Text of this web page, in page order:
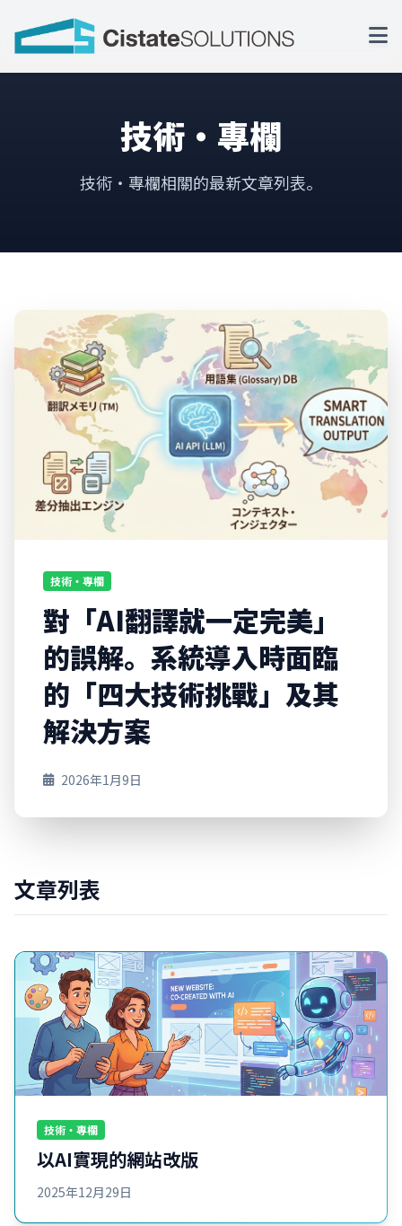
技術・專欄
技術・專欄相關的最新文章列表。
技術・專欄
對「AI翻譯就一定完美」
的誤解。系統導入時面臨
的「四大技術挑戰」及其
解決方案
2026年1月9日
文章列表
技術・專欄
以AI實現的網站改版
2025年12月29日